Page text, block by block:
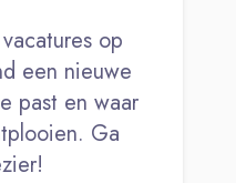
op
een nieuwe
past en waar
Ga